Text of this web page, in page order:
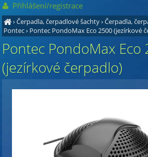
›Čerpadla, čerpadlové šachty›Čerpadla,
Pontec› Pontec PondoMax Eco 2500 (jezírkové
Pontec PondoMax Eco
(jezírkové čerpadlo)
Přihlášení/registrace